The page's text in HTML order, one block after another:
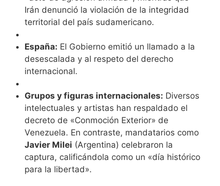
Irán denunció la violación de la integridad
territorial del país sudamericano.
España: El Gobierno emitió un llamado a la
desescalada y al respeto del derecho
internacional.
Grupos y figuras internacionales: Diversos
intelectuales y artistas han respaldado el
decreto de «Conmoción Exterior» de
Venezuela. En contraste, mandatarios como
Javier Milei (Argentina) celebraron la
captura, calificándola como un «día histórico
para la libertad».